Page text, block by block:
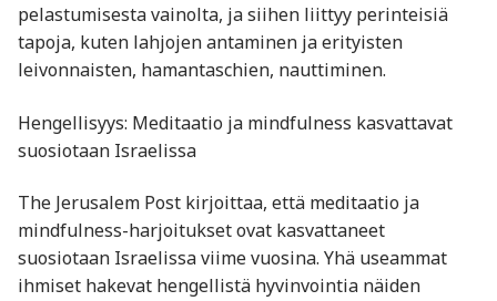
pelastumisesta vainolta, ja siihen liittyy perinteisiä
tapoja, kuten lahjojen antaminen ja erityisten
leivonnaisten, hamantaschien, nauttiminen.​
Hengellisyys: Meditaatio ja mindfulness kasvattavat
suosiotaan Israelissa
The Jerusalem Post kirjoittaa, että meditaatio ja
mindfulness-harjoitukset ovat kasvattaneet
suosiotaan Israelissa viime vuosina. Yhä useammat
ihmiset hakevat hengellistä hyvinvointia näiden